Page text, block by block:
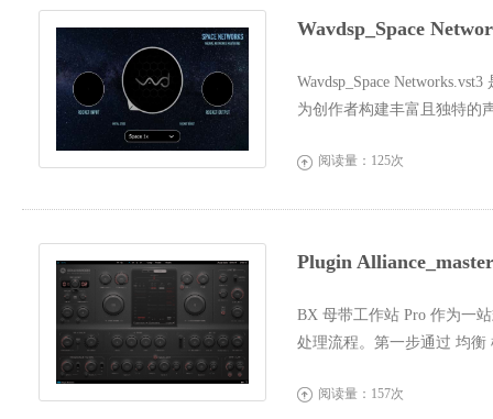
Wavdsp_Space
Wavdsp_Space
为创作者构建丰富且独特的
 阅读量：125次
Plugin
BX 母带工作站 Pro 作为一
处理流程。第一步通过 均衡
 阅读量：157次